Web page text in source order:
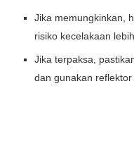
Jika memungkinkan,
risiko kecelakaan
Jika terpaksa,
dan gunakan